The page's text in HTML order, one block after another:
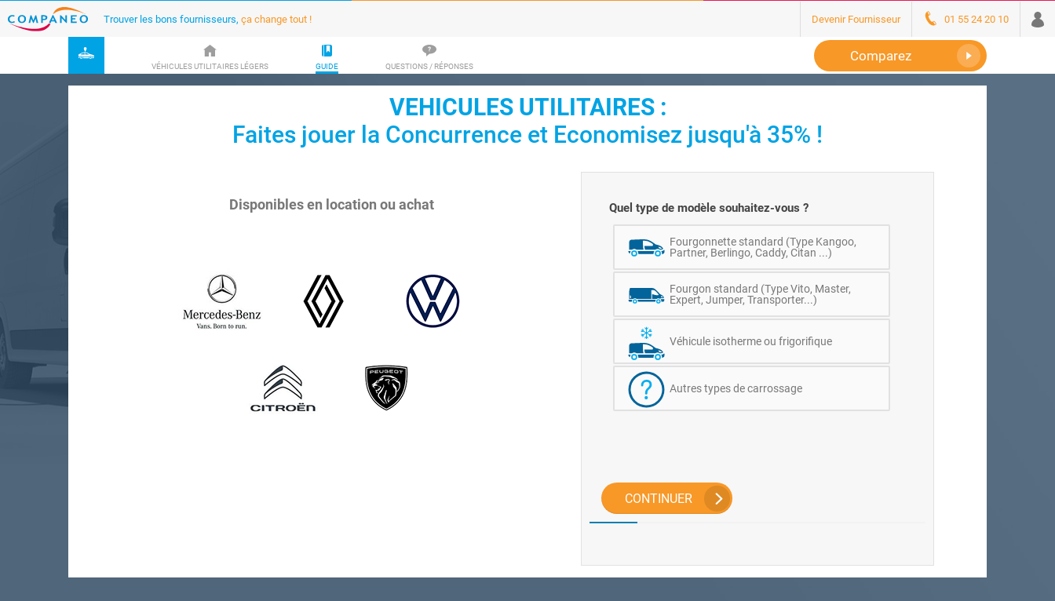
Trouver les bons fournisseurs, ça change tout ! Devenir Fournisseur 01 55 24 20 10
VÉHICULES UTILITAIRES LÉGERS GUIDE QUESTIONS / RÉPONSES
Comparez
VEHICULES UTILITAIRES :
Faites jouer la Concurrence et Economisez jusqu'à 35% !
Disponibles en location ou achat Quel type de modèle souhaitez-vous ?
Fourgonnette standard (Type Kangoo,
Partner, Berlingo, Caddy, Citan ...)
Fourgon standard (Type Vito, Master,
Expert, Jumper, Transporter...)
Véhicule isotherme ou frigorifique
Autres types de carrossage
CONTINUER